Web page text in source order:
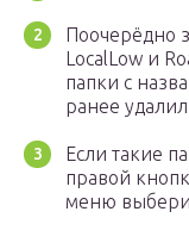
Поочерёдно
LocalLow и
папки с
ранее
Если такие
правой
меню